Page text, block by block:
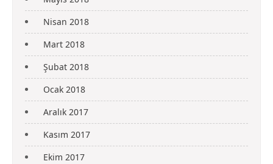
Nisan 2018
Mart 2018
Şubat 2018
Ocak 2018
Aralık 2017
Kasım 2017
Ekim 2017